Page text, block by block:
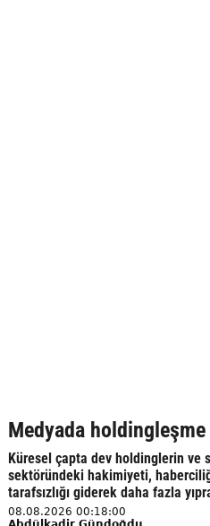
Medyada holdingleşme
Küresel çapta dev holdinglerin ve
sektöründeki hakimiyeti,
tarafsızlığı giderek daha fazla
08.08.2026 00:18:00